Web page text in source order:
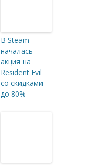
В Steam
началась
акция на
Resident Evil
со скидками
до 80%